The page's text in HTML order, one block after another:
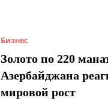
Бизнес
Золото по 220
Азербайджана
мировой рост